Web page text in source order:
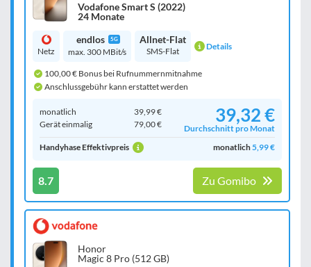
Vodafone Smart S (2022)
24 Monate
Netz
endlos 5G
max. 300 MBit/s
Allnet-Flat
SMS-Flat Details
100,00 € Bonus bei Rufnummernmitnahme
Anschlussgebühr kann erstattet werden
monatlich
39,99 €
Gerät einmalig
79,00 € 39,32 €
Durchschnitt pro Monat
Handyhase Effektivpreis
monatlich5,99 €
8.7 Zu Gomibo
Honor
Magic 8 Pro (512 GB)